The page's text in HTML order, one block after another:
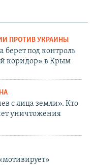
ПРОТИВ УКРАИНЫ
берет под контроль
коридор» в Крым
с лица земли». Кто
уничтожения